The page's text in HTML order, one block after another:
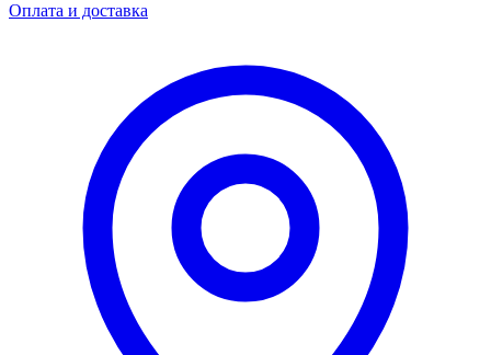
Оплата и доставка